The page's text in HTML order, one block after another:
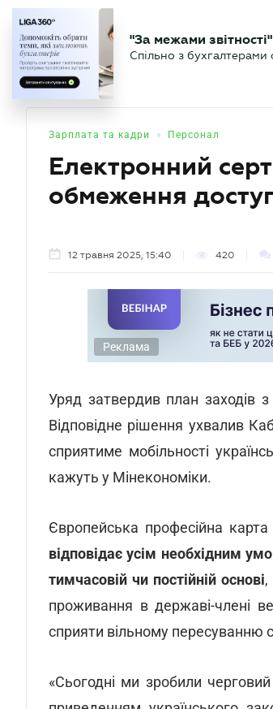
БУХГАЛТЕР Новини
"За межами
Спільно з
Зарплата та кадри • Персонал
Електронний
обмеження
12 травня 2025, 15:40 420
Реклама
Уряд затвердив план заходів
Відповідне рішення ухвалив
сприятиме мобільності
кажуть у Мінекономіки.
Європейська професійна
відповідає усім необхідним
тимчасовій чи постійній основі,
проживання в державі-члені
сприяти вільному пересуванню
«Сьогодні ми зробили